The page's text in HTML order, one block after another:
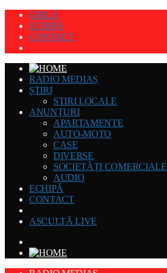
GRILĂ
ECHIPĂ
CONTACT
RADIO MEDIAȘ
ȘTIRI
STIRI LOCALE
ANUNȚURI
APARTAMENTE
AUTO-MOTO
CASE
DIVERSE
SOCIETĂȚI COMERCIALE
AUDIO
ECHIPĂ
CONTACT
ASCULTĂ LIVE